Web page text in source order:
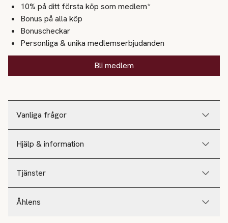
Vanliga frågor
Hjälp & information
Tjänster
Åhlens
10% på ditt första köp som medlem*
Bonus på alla köp
Bonuscheckar
Personliga & unika medlemserbjudanden
Bli medlem